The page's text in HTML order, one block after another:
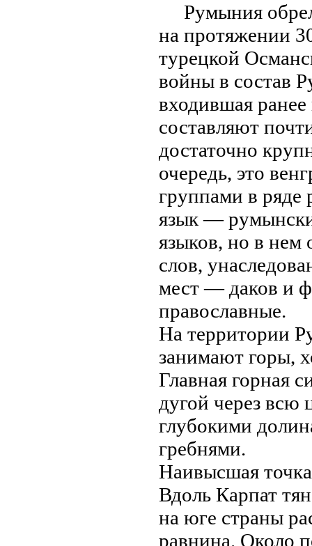
Румыния
на протяжении
турецкой
войны в состав
входившая
составляют
достаточно
очередь, это
группами в ряде
язык —
языков, но в нем
слов,
мест — даков и
прaвославные.
На территории
занимают горы,
Главная горная
дугой через всю
глубокими
гребнями.
Наивысшая
Вдоль Карпат
на юге стрaны
рaвнина. Около